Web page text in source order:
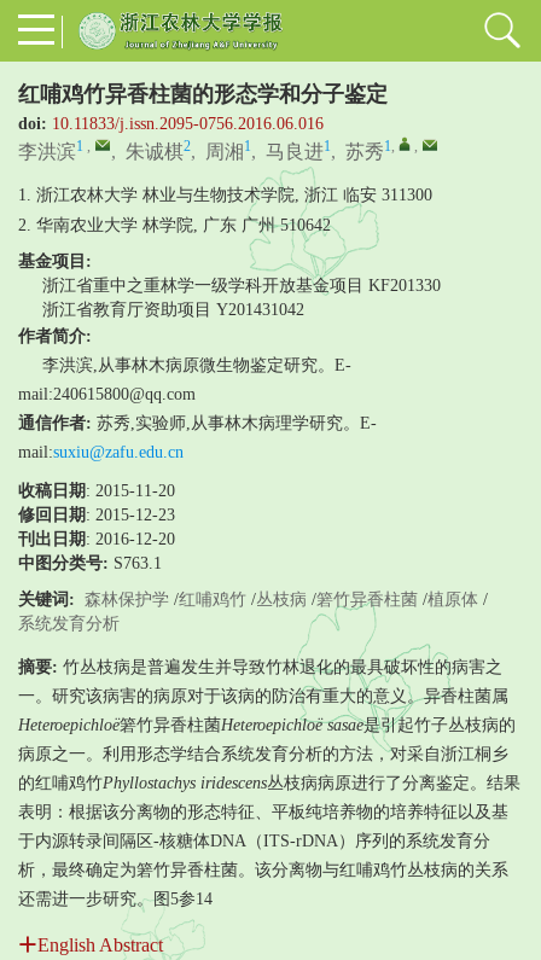
红哺鸡竹异香柱菌的形态学和分子鉴定
doi: 10.11833/j.issn.2095-0756.2016.06.016
李洪滨1 , , 朱诚棋2, 周湘1, 马良进1, 苏秀1, ,
1. 浙江农林大学 林业与生物技术学院, 浙江 临安 311300
2. 华南农业大学 林学院, 广东 广州 510642
基金项目:
浙江省重中之重林学一级学科开放基金项目 KF201330
浙江省教育厅资助项目 Y201431042
作者简介:
李洪滨,从事林木病原微生物鉴定研究。E-
mail:240615800@qq.com
通信作者: 苏秀,实验师,从事林木病理学研究。E-
mail:suxiu@zafu.edu.cn
收稿日期 : 2015-11-20
修回日期 : 2015-12-23
刊出日期 : 2016-12-20
中图分类号: S763.1
关键词: 森林保护学 /红哺鸡竹 /丛枝病 /箬竹异香柱菌 /植原体 /
系统发育分析
摘要: 竹丛枝病是普遍发生并导致竹林退化的最具破坏性的病害之
一。研究该病害的病原对于该病的防治有重大的意义。异香柱菌属
Heteroepichloë箬竹异香柱菌Heteroepichloë sasae是引起竹子丛枝病的
病原之一。利用形态学结合系统发育分析的方法，对采自浙江桐乡
的红哺鸡竹Phyllostachys iridescens丛枝病病原进行了分离鉴定。结果
表明：根据该分离物的形态特征、平板纯培养物的培养特征以及基
于内源转录间隔区-核糖体DNA（ITS-rDNA）序列的系统发育分
析，最终确定为箬竹异香柱菌。该分离物与红哺鸡竹丛枝病的关系
还需进一步研究。图5参14
English Abstract